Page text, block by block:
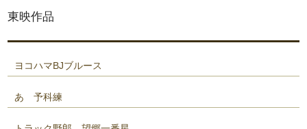
東映作品
ヨコハマBJブルース
あゝ予科練